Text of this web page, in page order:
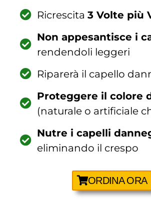
Ricrescita 3 Volte più
Non appesantisce i
rendendoli leggeri
Riparerà il capello
Proteggere il colore
(naturale o artificiale
Nutre i capelli
eliminando il crespo
ORDINA ORA